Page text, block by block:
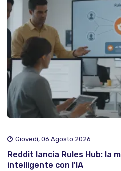
Giovedì, 06 Agosto 2026
Reddit lancia Rules Hub: la
intelligente con l'IA